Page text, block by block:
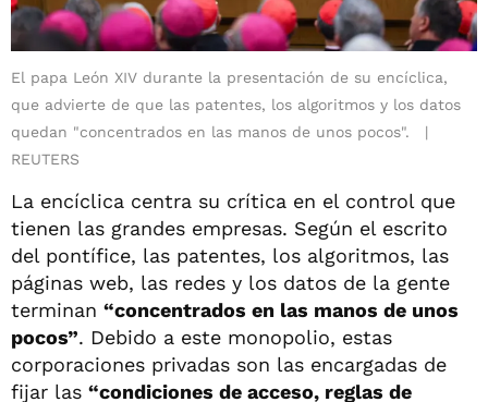
El papa León XIV durante la presentación de su encíclica,
que advierte de que las patentes, los algoritmos y los datos
quedan "concentrados en las manos de unos pocos".
REUTERS
La encíclica centra su crítica en el control que
tienen las grandes empresas. Según el escrito
del pontífice, las patentes, los algoritmos, las
páginas web, las redes y los datos de la gente
terminan “concentrados en las manos de unos
pocos”. Debido a este monopolio, estas
corporaciones privadas son las encargadas de
fijar las “condiciones de acceso, reglas de